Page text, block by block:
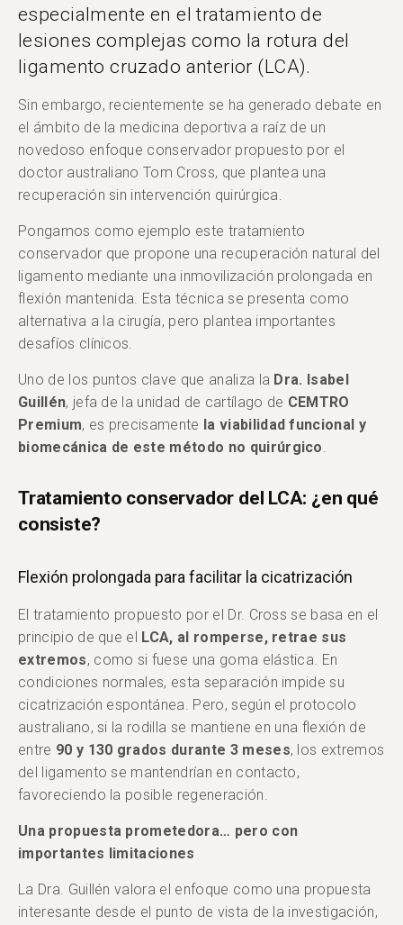
especialmente en el tratamiento de
lesiones complejas como la rotura del
ligamento cruzado anterior (LCA).
Sin embargo, recientemente se ha generado debate en
el ámbito de la medicina deportiva a raíz de un
novedoso enfoque conservador propuesto por el
doctor australiano Tom Cross, que plantea una
recuperación sin intervención quirúrgica.
Pongamos como ejemplo este tratamiento
conservador que propone una recuperación natural del
ligamento mediante una inmovilización prolongada en
flexión mantenida. Esta técnica se presenta como
alternativa a la cirugía, pero plantea importantes
desafíos clínicos.
Uno de los puntos clave que analiza la Dra. Isabel
Guillén, jefa de la unidad de cartílago de CEMTRO
Premium, es precisamente la viabilidad funcional y
biomecánica de este método no quirúrgico.
Tratamiento conservador del LCA: ¿en qué
consiste?
Flexión prolongada para facilitar la cicatrización
El tratamiento propuesto por el Dr. Cross se basa en el
principio de que el LCA, al romperse, retrae sus
extremos, como si fuese una goma elástica. En
condiciones normales, esta separación impide su
cicatrización espontánea. Pero, según el protocolo
australiano, si la rodilla se mantiene en una flexión de
entre 90 y 130 grados durante 3 meses, los extremos
del ligamento se mantendrían en contacto,
favoreciendo la posible regeneración.
Una propuesta prometedora… pero con
importantes limitaciones
La Dra. Guillén valora el enfoque como una propuesta
interesante desde el punto de vista de la investigación,